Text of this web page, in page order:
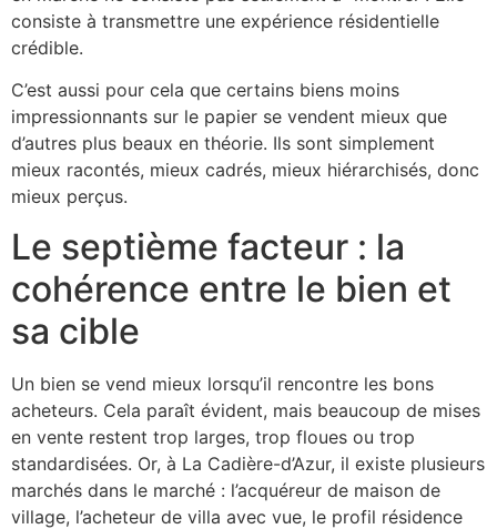
consiste à transmettre une expérience résidentielle
crédible.
C’est aussi pour cela que certains biens moins
impressionnants sur le papier se vendent mieux que
d’autres plus beaux en théorie. Ils sont simplement
mieux racontés, mieux cadrés, mieux hiérarchisés, donc
mieux perçus.
Le septième facteur : la
cohérence entre le bien et
sa cible
Un bien se vend mieux lorsqu’il rencontre les bons
acheteurs. Cela paraît évident, mais beaucoup de mises
en vente restent trop larges, trop floues ou trop
standardisées. Or, à La Cadière-d’Azur, il existe plusieurs
marchés dans le marché : l’acquéreur de maison de
village, l’acheteur de villa avec vue, le profil résidence